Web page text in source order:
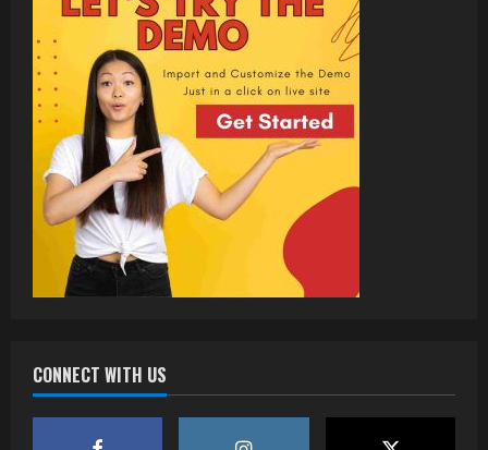
CONNECT WITH US
वर्ल्डवाइड रिकॉर्ड्स भोजपुरी का नया धमाकेदार गाना
जल्द, दुबई की खूबसूरत लोकेशन्स पर हो रही है